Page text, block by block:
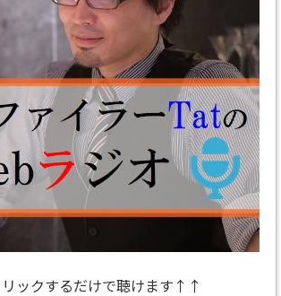
ックするだけで聴けます↑↑